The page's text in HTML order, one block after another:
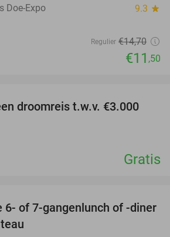
Doe-Expo 9.3 star
Regulier €14,70
€11 ,50
droomreis t.w.v. €3.000
Gratis
33%
6- of 7-gangenlunch of -diner